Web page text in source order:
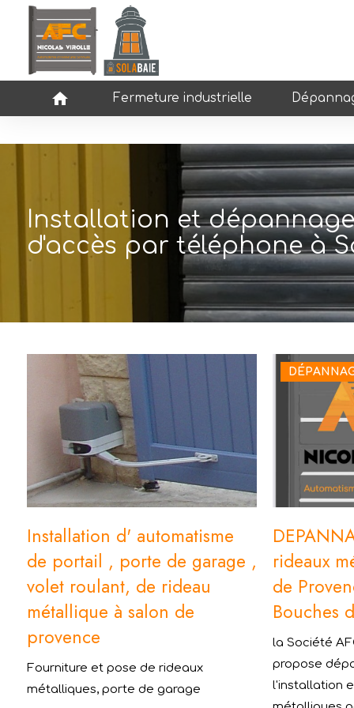
home Fermeture industrielle
Installation et
d'accès par téléphone à
Installation d' automatisme
de portail , porte de garage ,
volet roulant, de rideau
métallique à salon de
provence
Fourniture et pose de rideaux
métalliques, porte de garage
rideaux
de
Bouches
la Société
propose
l'installation
Panneau de gestion des cookies